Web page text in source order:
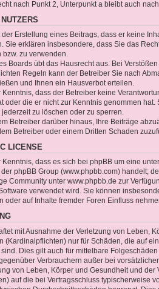
nach Punkt 2, Unterpunkt a bleibt auch
Erstellung eines Beitrags, dass er keine
Sie erklären insbesondere, dass Sie das
bzw. zu verwenden.
Boards übt das Hausrecht aus. Bei
Regeln kann der Betreiber Sie nach
und Ihnen ein Hausverbot erteilen.
dass der Betreiber keine
oder die er nicht zur Kenntnis genommen
zu löschen oder zu sperren.
Betreiber darüber hinaus, Ihre Beiträge
Betreiber oder einem Dritten Schaden
LICENSE
dass es sich bei phpBB um eine
der phpBB Group (www.phpbb.com) handelt;
Community unter www.phpbb.de zur
verwendet wird. Sie können
oder auf Inhalte fremder Foren Einfluss
mit Ausnahme der Verletzung von Leben,
(Kardinalpflichten) nur für Schäden, die auf
Dies gilt auch für mittelbare
Verbrauchern außer bei
von Leben, Körper und Gesundheit und
auf die bei Vertragsschluss typischerweise